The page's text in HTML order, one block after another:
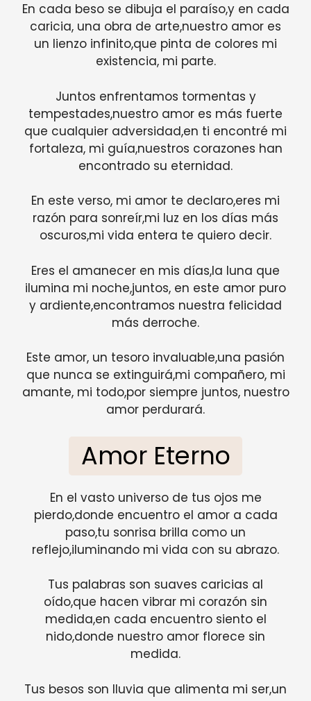
En cada beso se dibuja el paraíso,y en cada
caricia, una obra de arte,nuestro amor es
un lienzo infinito,que pinta de colores mi
existencia, mi parte.
Juntos enfrentamos tormentas y
tempestades,nuestro amor es más fuerte
que cualquier adversidad,en ti encontré mi
fortaleza, mi guía,nuestros corazones han
encontrado su eternidad.
En este verso, mi amor te declaro,eres mi
razón para sonreír,mi luz en los días más
oscuros,mi vida entera te quiero decir.
Eres el amanecer en mis días,la luna que
ilumina mi noche,juntos, en este amor puro
y ardiente,encontramos nuestra felicidad
más derroche.
Este amor, un tesoro invaluable,una pasión
que nunca se extinguirá,mi compañero, mi
amante, mi todo,por siempre juntos, nuestro
amor perdurará.
Amor Eterno
En el vasto universo de tus ojos me
pierdo,donde encuentro el amor a cada
paso,tu sonrisa brilla como un
reflejo,iluminando mi vida con su abrazo.
Tus palabras son suaves caricias al
oído,que hacen vibrar mi corazón sin
medida,en cada encuentro siento el
nido,donde nuestro amor florece sin
medida.
Tus besos son lluvia que alimenta mi ser,un